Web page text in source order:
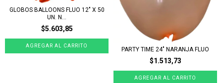
GLOBOS BALLOONS FLUO 12" X 50
UN. N...
$5.603,85
PARTY TIME 24" NARANJA FLUO
$1.513,73